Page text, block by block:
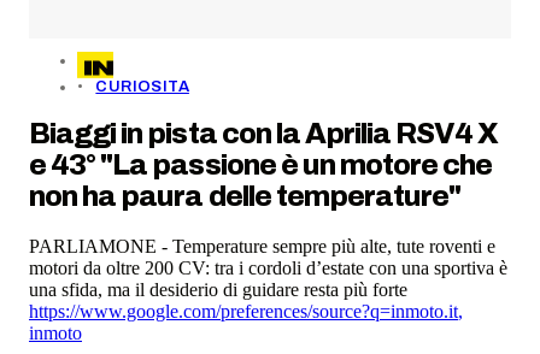
CURIOSITA
Biaggi in pista con la Aprilia RSV4 X
e 43° "La passione è un motore che
non ha paura delle temperature"
PARLIAMONE - Temperature sempre più alte, tute roventi e
motori da oltre 200 CV: tra i cordoli d’estate con una sportiva è
una sfida, ma il desiderio di guidare resta più forte
https://www.google.com/preferences/source?q=inmoto.it,
inmoto